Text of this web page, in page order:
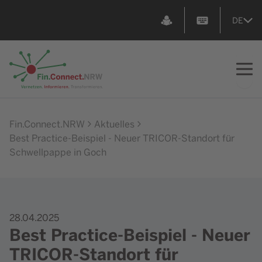
DE
Fin.Connect.NRW
Aktuelles
Best Practice-Beispiel - Neuer TRICOR-Standort für
Schwellpappe in Goch
28.04.2025
Best Practice-Beispiel - Neuer
TRICOR-Standort für